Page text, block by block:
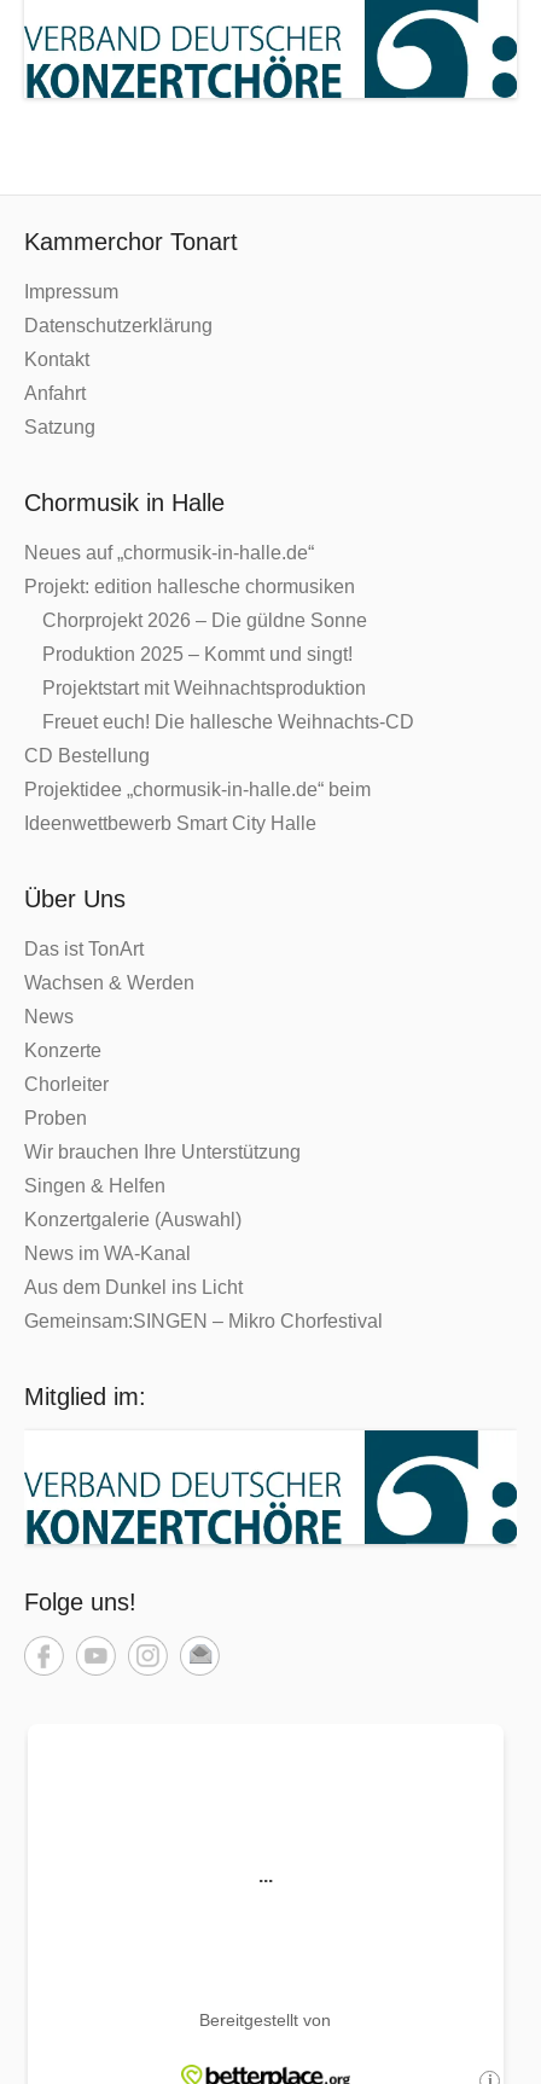
Kammerchor Tonart
Impressum
Datenschutzerklärung
Kontakt
Anfahrt
Satzung
Chormusik in Halle
Neues auf „chormusik-in-halle.de“
Projekt: edition hallesche chormusiken
Chorprojekt 2026 – Die güldne Sonne
Produktion 2025 – Kommt und singt!
Projektstart mit Weihnachtsproduktion
Freuet euch! Die hallesche Weihnachts-CD
CD Bestellung
Projektidee „chormusik-in-halle.de“ beim
Ideenwettbewerb Smart City Halle
Über Uns
Das ist TonArt
Wachsen & Werden
News
Konzerte
Chorleiter
Proben
Wir brauchen Ihre Unterstützung
Singen & Helfen
Konzertgalerie (Auswahl)
News im WA-Kanal
Aus dem Dunkel ins Licht
Gemeinsam:SINGEN – Mikro Chorfestival
Mitglied im:
Folge uns!